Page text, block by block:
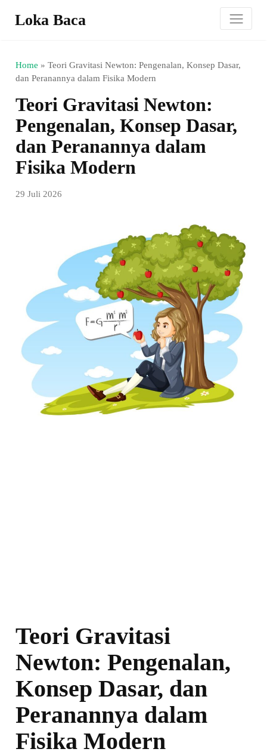
Loka Baca
Home »Teori Gravitasi Newton: Pengenalan, Konsep Dasar,
dan Peranannya dalam Fisika Modern
Teori Gravitasi Newton:
Pengenalan, Konsep Dasar,
dan Peranannya dalam
Fisika Modern
29 Juli 2026
Teori Gravitasi
Newton: Pengenalan,
Konsep Dasar, dan
Peranannya dalam
Fisika Modern